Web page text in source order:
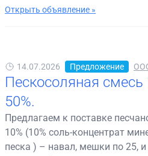
Открыть объявление »
14.07.2026 Предложение
Пескосоляная смесь
50%.
Предлагаем к поставке
10% (10% соль-концентрат
песка ) – навал, мешки по 25, и